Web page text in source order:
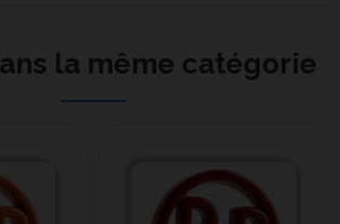
la même catégorie